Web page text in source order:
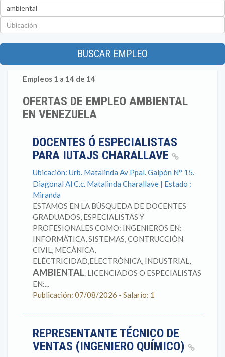
BUSCAR EMPLEO
Empleos 1 a 14 de 14
OFERTAS DE EMPLEO AMBIENTAL
EN VENEZUELA
DOCENTES Ó ESPECIALISTAS
PARA IUTAJS CHARALLAVE
Ubicación: Urb. Matalinda Av Ppal. Galpón N° 15.
Diagonal Al C.c. Matalinda Charallave | Estado :
Miranda
ESTAMOS EN LA BÚSQUEDA DE DOCENTES
GRADUADOS, ESPECIALISTAS Y
PROFESIONALES COMO: INGENIEROS EN:
INFORMÁTICA, SISTEMAS, CONTRUCCIÓN
CIVIL, MECÁNICA,
ELÉCTRICIDAD,ELECTRÓNICA, INDUSTRIAL,
AMBIENTAL. LICENCIADOS O ESPECIALISTAS
EN:...
Publicación: 07/08/2026 - Salario: 1
REPRESENTANTE TÉCNICO DE
VENTAS (INGENIERO QUÍMICO)